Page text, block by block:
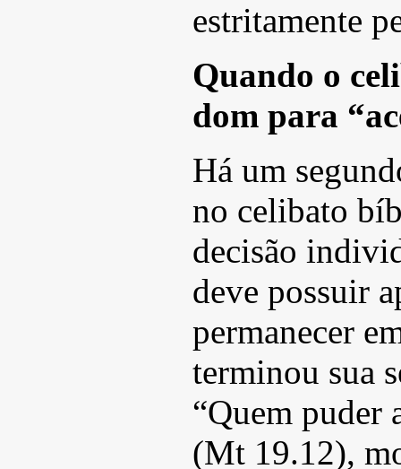
estritamente
Quando o
dom para
Há um
no celibato
decisão
deve possuir
permanecer
terminou sua
“Quem puder
(Mt 19.12),